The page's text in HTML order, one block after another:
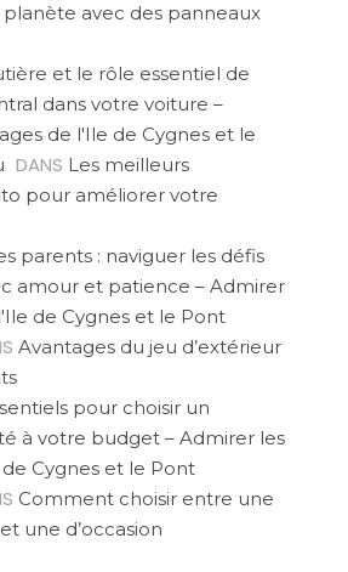
avec des panneaux
et le rôle essentiel de
dans votre voiture –
de l'Ile de Cygnes et le
DANS Les meilleurs
pour améliorer votre
parents : naviguer les défis
amour et patience – Admirer
de Cygnes et le Pont
Avantages du jeu d’extérieur
pour choisir un
à votre budget – Admirer les
Cygnes et le Pont
Comment choisir entre une
une d’occasion